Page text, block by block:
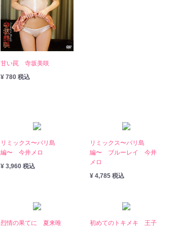
甘い罠 寺坂美咲
¥ 780 税込
リミックス〜バリ島
編〜 今井メロ
¥ 3,960 税込
リミックス〜バリ島
編〜 ブルーレイ 今井
メロ
¥ 4,785 税込
烈情の果てに 夏来唯
初めてのトキメキ 王子